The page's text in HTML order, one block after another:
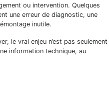
ou intervention. Quelques
une erreur de diagnostic, une
inutile.
le vrai enjeu n’est pas seulement
information technique, au